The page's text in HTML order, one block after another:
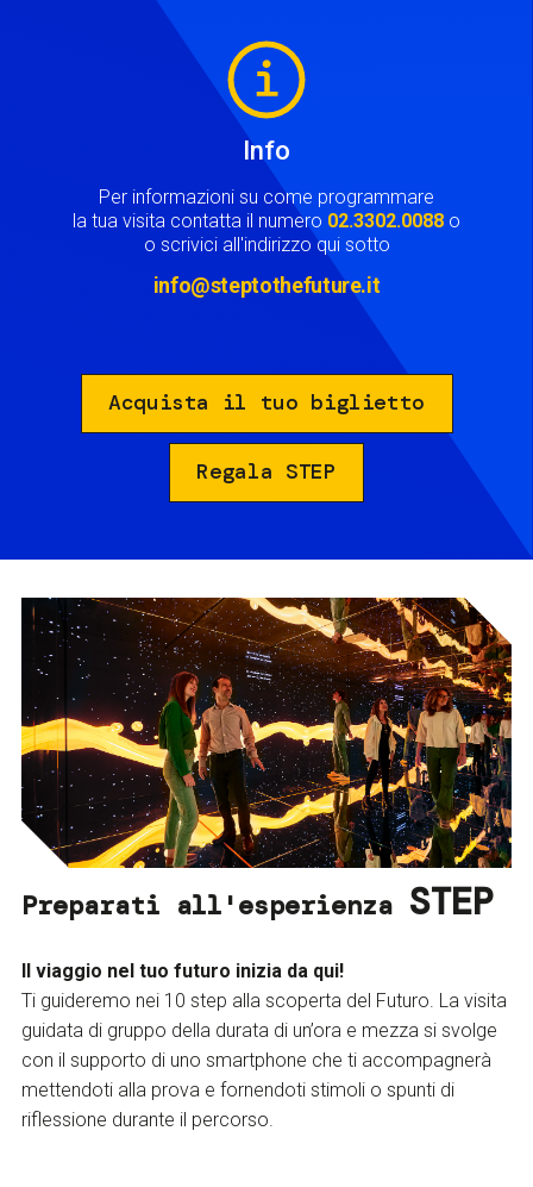
Info
Per informazioni su come programmare
la tua visita contatta il numero 02.3302.0088 o
o scrivici all'indirizzo qui sotto
info@steptothefuture.it
Acquista il tuo biglietto
Regala STEP
Preparati all'esperienza STEP
Il viaggio nel tuo futuro inizia da qui!
Ti guideremo nei 10 step alla scoperta del Futuro. La visita
guidata di gruppo della durata di un’ora e mezza si svolge
con il supporto di uno smartphone che ti accompagnerà
mettendoti alla prova e fornendoti stimoli o spunti di
riflessione durante il percorso.